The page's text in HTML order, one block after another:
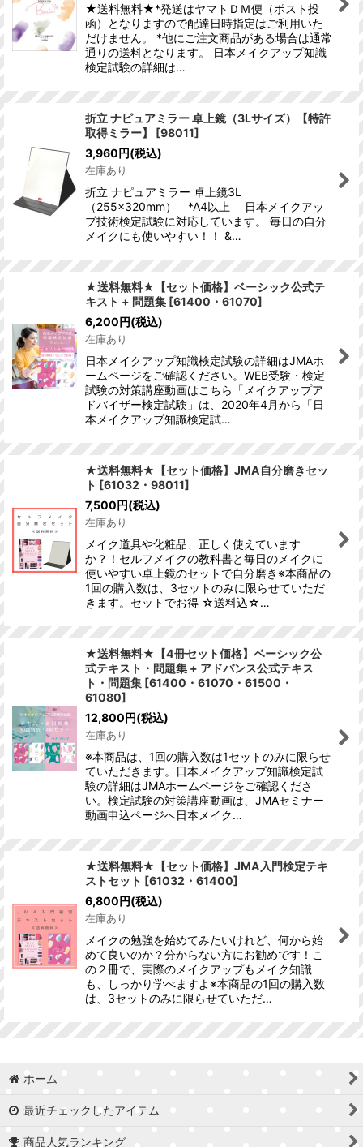
★送料無料★*発送はヤマトＤＭ便（ポスト投
函）となりますので配達日時指定はご利用いた
だけません。 *他にご注文商品がある場合は通常
通りの送料となります。 日本メイクアップ知識
検定試験の詳細は…
折立 ナピュアミラー 卓上鏡（3Lサイズ）【特許
取得ミラー】
[98011]
3,960円(税込)
在庫あり
折立 ナピュアミラー 卓上鏡3L
（255×320mm） *A4以上 日本メイクアッ
プ技術検定試験に対応しています。 毎日の自分
メイクにも使いやすい！！ &…
★送料無料★【セット価格】ベーシック公式テ
キスト + 問題集 [61400・61070]
6,200円(税込)
在庫あり
日本メイクアップ知識検定試験の詳細はJMAホ
ームページをご確認ください。WEB受験・検定
試験の対策講座動画はこちら「メイクアップア
ドバイザー検定試験」は、2020年4月から「日
本メイクアップ知識検定試…
★送料無料★【セット価格】JMA自分磨きセッ
ト [61032・98011]
7,500円(税込)
在庫あり
メイク道具や化粧品、正しく使えています
か？！セルフメイクの教科書と毎日のメイクに
使いやすい卓上鏡のセットで自分磨き※本商品の
1回の購入数は、3セットのみに限らせていただ
きます。セットでお得 ☆送料込☆…
★送料無料★【4冊セット価格】ベーシック公
式テキスト・問題集 + アドバンス公式テキス
ト・問題集 [61400・61070・61500・
61080]
12,800円(税込)
在庫あり
※本商品は、1回の購入数は1セットのみに限らせ
ていただきます。日本メイクアップ知識検定試
験の詳細はJMAホームページをご確認くださ
い。検定試験の対策講座動画は、JMAセミナー
動画申込ページへ日本メイク…
★送料無料★【セット価格】JMA入門検定テキ
ストセット [61032・61400]
6,800円(税込)
在庫あり
メイクの勉強を始めてみたいけれど、何から始
めて良いのか？分からない方にお勧めです！こ
の２冊で、実際のメイクアップもメイク知識
も、しっかり学べますよ※本商品の1回の購入数
は、3セットのみに限らせていただ…
ホーム
最近チェックしたアイテム
商品人気ランキング